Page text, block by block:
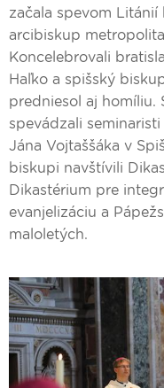
začala spevom
arcibiskup
Koncelebrovali
Haľko a spišský
predniesol aj homíliu.
spevádzali
Jána Vojtaššáka v
biskupi navštívili
Dikastérium pre
evanjelizáciu a
maloletých.